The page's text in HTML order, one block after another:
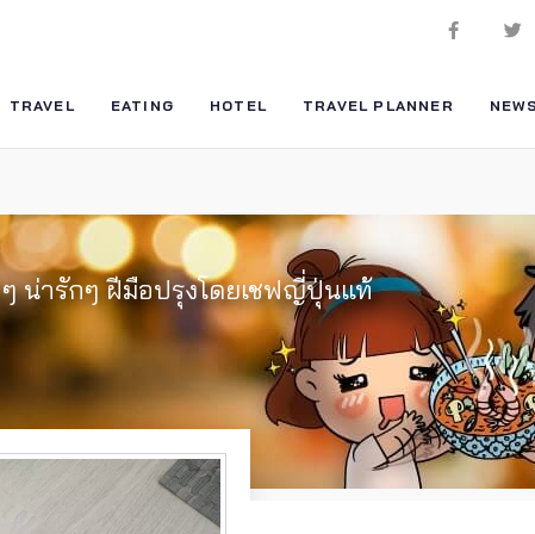
TRAVEL EATING HOTEL TRAVEL PLANNER
น่ารักๆ ฝีมือปรุงโดยเชฟญี่ปุ่นแท้